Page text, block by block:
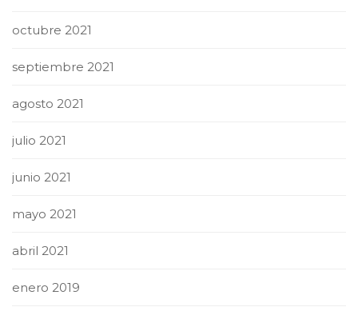
octubre 2021
septiembre 2021
agosto 2021
julio 2021
junio 2021
mayo 2021
abril 2021
enero 2019